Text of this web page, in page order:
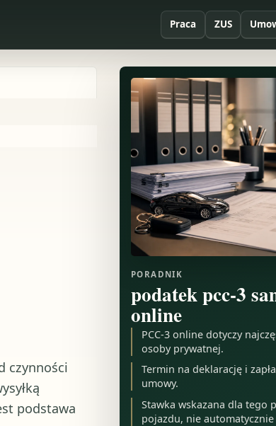
Praca ZUS
czynności
podstawa
PORADNIK
podatek pcc-3
online
PCC-3 online dotyczy
osoby prywatnej.
Termin na deklarację i
umowy.
Stawka wskazana dla tego
pojazdu, nie automatycznie